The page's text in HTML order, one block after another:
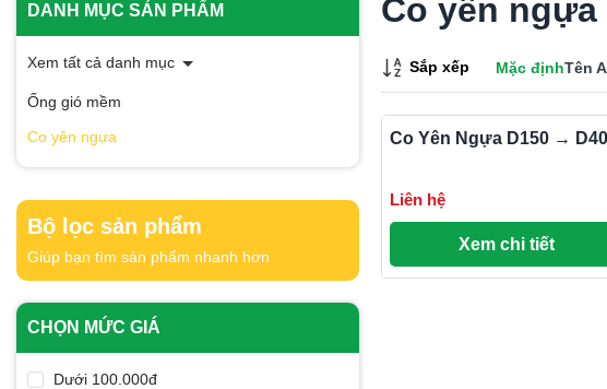
DANH MỤC SẢN PHẨM
Xem tất cả danh mục
Ống gió mềm
Co yên ngựa
Bộ lọc sản phẩm
Giúp bạn tìm sản phẩm nhanh hơn
CHỌN MỨC GIÁ
Dưới 100.000đ
Co yên ngựa
Sắp xếp Mặc địnhTên
Co Yên Ngựa D150 →
Liên hệ
Xem chi tiết